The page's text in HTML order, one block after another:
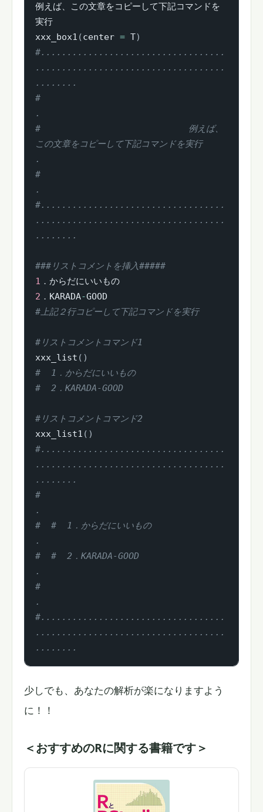
例えば、この文章をコピーして下記コマンドを
実行
xxx_box1 (center = T)
#...................................
....................................
........
#
.
#                            例えば、
この文章をコピーして下記コマンドを実行
.
#
.
#...................................
....................................
........
###リストコメントを挿入#####
1
2 ．KARADA-
#上記２行コピーして下記コマンドを実行
#リストコメントコマンド1
xxx_list ( )
#  1．からだにいいもの
#  2．KARADA-GOOD
#リストコメントコマンド2
xxx_list1 ( )
#...................................
....................................
........
#
.
#  #  1．からだにいいもの
.
#  #  2．KARADA-GOOD
.
#
.
#...................................
....................................
........
少しでも、あなたの解析が楽になりますよう
に！！
＜おすすめのRに関する書籍です＞